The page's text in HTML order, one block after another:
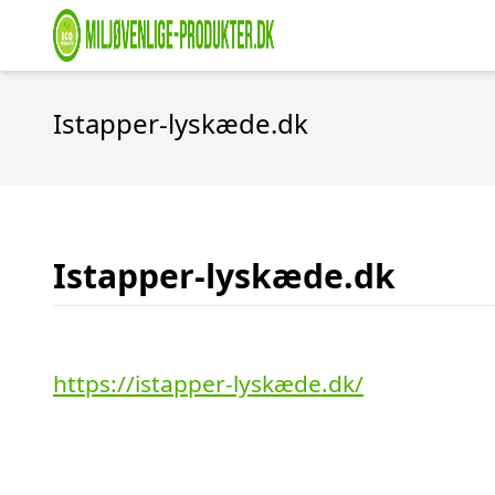
Istapper-lyskæde.dk
Istapper-lyskæde.dk
https://istapper-lyskæde.dk/